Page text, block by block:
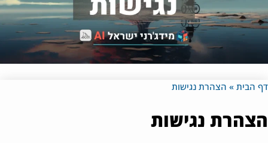
הבית»הצהרת נגישות
נגישות